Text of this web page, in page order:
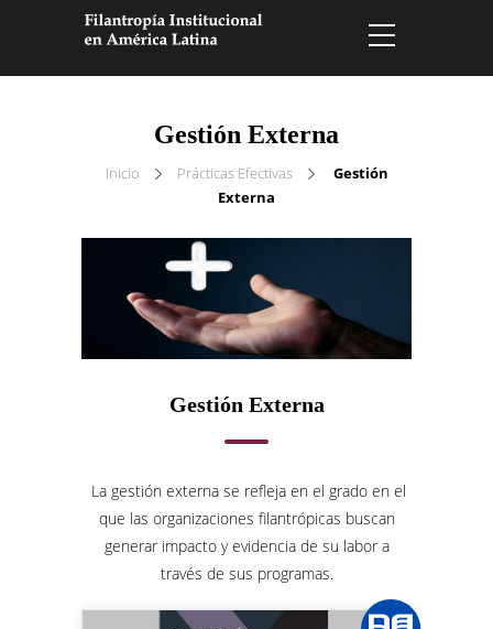
Gestión Externa
Inicio Prácticas Efectivas
Gestión
Externa
Gestión Externa
La gestión externa se refleja en el grado en el
que las organizaciones filantrópicas buscan
generar impacto y evidencia de su labor a
través de sus programas.